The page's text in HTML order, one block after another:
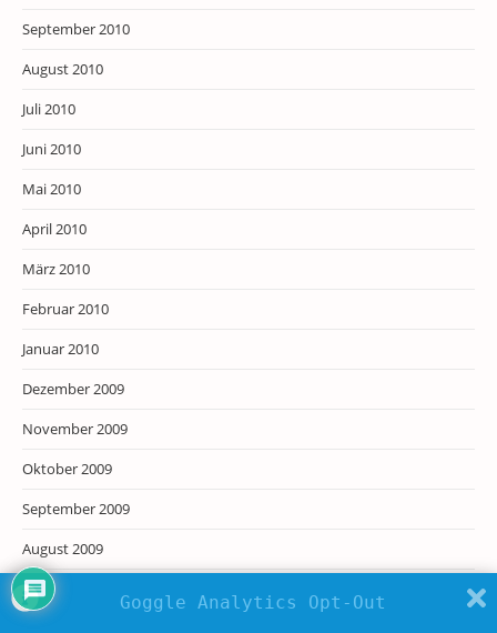
September 2010
August 2010
Juli 2010
Juni 2010
Mai 2010
April 2010
März 2010
Februar 2010
Januar 2010
Dezember 2009
November 2009
Oktober 2009
September 2009
August 2009
Juli 2009
Goggle Analytics Opt-Out